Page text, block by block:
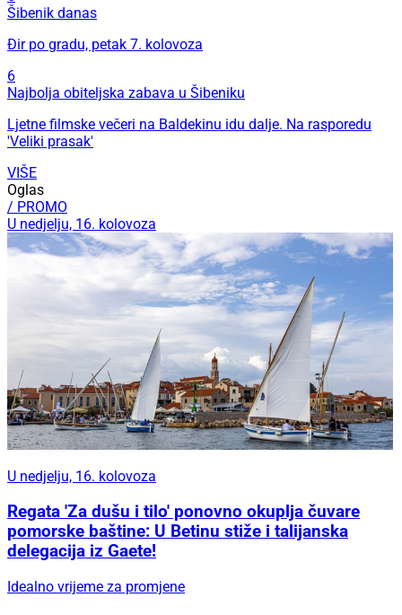
Šibenik danas
Đir po gradu, petak 7. kolovoza
6
Najbolja obiteljska zabava u Šibeniku
Ljetne filmske večeri na Baldekinu idu dalje. Na rasporedu
'Veliki prasak'
VIŠE
Oglas
/ PROMO
U nedjelju, 16. kolovoza
U nedjelju, 16. kolovoza
Regata 'Za dušu i tilo' ponovno okuplja čuvare
pomorske baštine: U Betinu stiže i talijanska
delegacija iz Gaete!
Idealno vrijeme za promjene